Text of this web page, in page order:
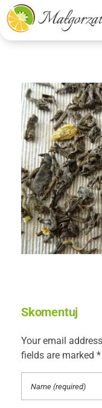
Małgorzata Rusek - dietetyk z pasją
Dietetyka kliniczna & Psychodietetyka
Skomentuj
Your email
fields are marked *